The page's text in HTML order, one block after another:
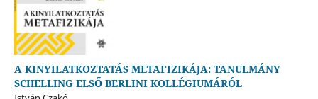
A KINYILATKOZTATÁS METAFIZIKÁJA: TANULMÁNY
SCHELLING ELSŐ BERLINI KOLLÉGIUMÁRÓL